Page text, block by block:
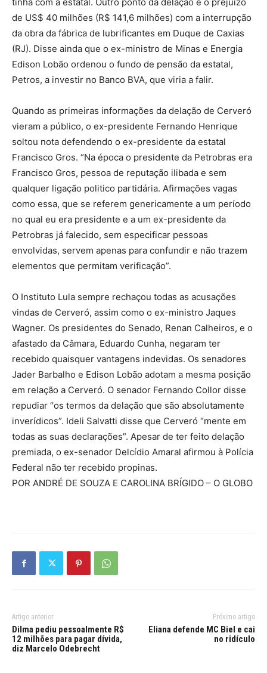
tinha com a estatal. Outro ponto da delação é o prejuízo
de US$ 40 milhões (R$ 141,6 milhões) com a interrupção
da obra da fábrica de lubrificantes em Duque de Caxias
(RJ). Disse ainda que o ex-ministro de Minas e Energia
Edison Lobão ordenou o fundo de pensão da estatal,
Petros, a investir no Banco BVA, que viria a falir.
Quando as primeiras informações da delação de Cerveró
vieram a público, o ex-presidente Fernando Henrique
soltou nota defendendo o ex-presidente da estatal
Francisco Gros. “Na época o presidente da Petrobras era
Francisco Gros, pessoa de reputação ilibada e sem
qualquer ligação politico partidária. Afirmações vagas
como essa, que se referem genericamente a um período
no qual eu era presidente e a um ex-presidente da
Petrobras já falecido, sem especificar pessoas
envolvidas, servem apenas para confundir e não trazem
elementos que permitam verificação”.
O Instituto Lula sempre rechaçou todas as acusações
vindas de Cerveró, assim como o ex-ministro Jaques
Wagner. Os presidentes do Senado, Renan Calheiros, e o
afastado da Câmara, Eduardo Cunha, negaram ter
recebido quaisquer vantagens indevidas. Os senadores
Jader Barbalho e Edison Lobão adotam a mesma posição
em relação a Cerveró. O senador Fernando Collor disse
repudiar “os termos da delação que são absolutamente
inverídicos”. Ideli Salvatti disse que Cerveró “mente em
todas as suas declarações”. Apesar de ter feito delação
premiada, o ex-senador Delcídio Amaral afirmou à Polícia
Federal não ter recebido propinas.
POR ANDRÉ DE SOUZA E CAROLINA BRÍGIDO – O GLOBO
Artigo anterior
Dilma pediu pessoalmente R$
12 milhões para pagar dívida,
diz Marcelo Odebrecht
Próximo artigo
Eliana defende MC Biel e cai
no ridículo